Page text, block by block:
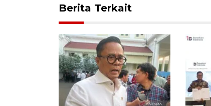
Berita Terkait